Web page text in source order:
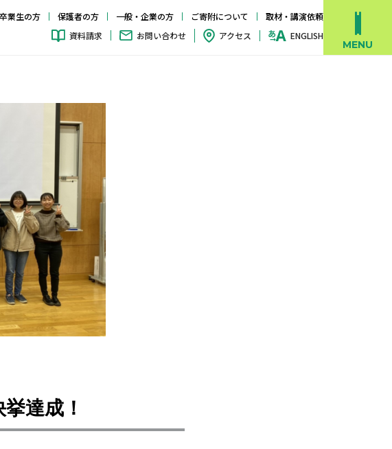
卒業生の方 保護者の方 一般・企業の方 ご寄附について
取材・講演依頼
資料請求
お問い合わせ アクセス ENGLISH
達成！